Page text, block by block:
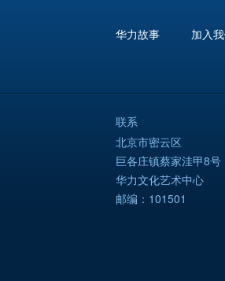
华力故事 加入
联系
北京市密云区
巨各庄镇蔡家洼甲8号
华力文化艺术中心
邮编：101501